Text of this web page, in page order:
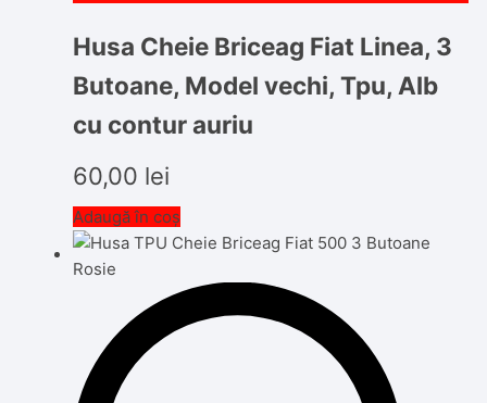
Husa Cheie Briceag Fiat Linea, 3
Butoane, Model vechi, Tpu, Alb
cu contur auriu
60,00 lei
Adaugă în coș